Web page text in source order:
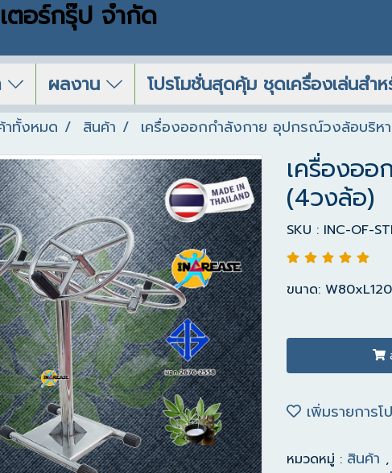
อร์กรุ๊ป จำกัด
ผลงาน โปรโมชั่นสุดคุ้ม ชุดเครื่องเล่นสำ
าทั้งหมด สินค้า เครื่องออกกำลังกาย อุปกรณ์วงล้อบริห
เครื่องอ
(4วงล้อ)
SKU : INC-OF-
ขนาด:
เพิ่มรายการโ
หมวดหมู่ : สินค้า ,